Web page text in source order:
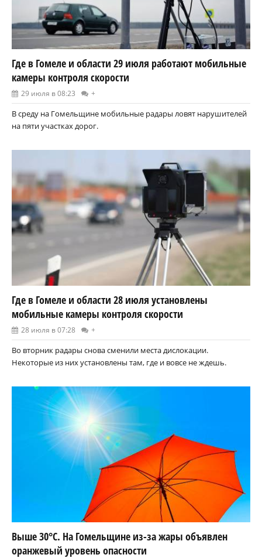
Где в Гомеле и области 29 июля работают мобильные
камеры контроля скорости
29 июля в 08:23 +
В среду на Гомельщине мобильные радары ловят нарушителей
на пяти участках дорог.
Где в Гомеле и области 28 июля установлены
мобильные камеры контроля скорости
28 июля в 07:28 +
Во вторник радары снова сменили места дислокации.
Некоторые из них установлены там, где и вовсе не ждешь.
Выше 30°С. На Гомельщине из-за жары объявлен
оранжевый уровень опасности